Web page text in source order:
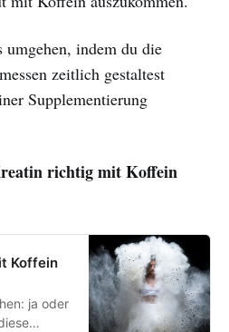
umgehen, indem du die
zeitlich gestaltest
Supplementierung
richtig mit Koffein
Koffein
ja oder